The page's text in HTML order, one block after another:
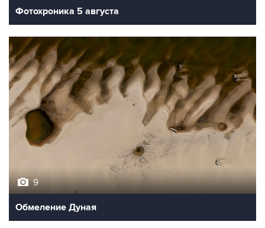
Фотохроника 5 августа
9
Обмеление Дуная